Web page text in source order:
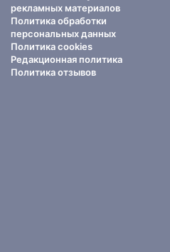
рекламных материалов
Политика обработки
персональных данных
Политика cookies
Редакционная политика
Политика отзывов